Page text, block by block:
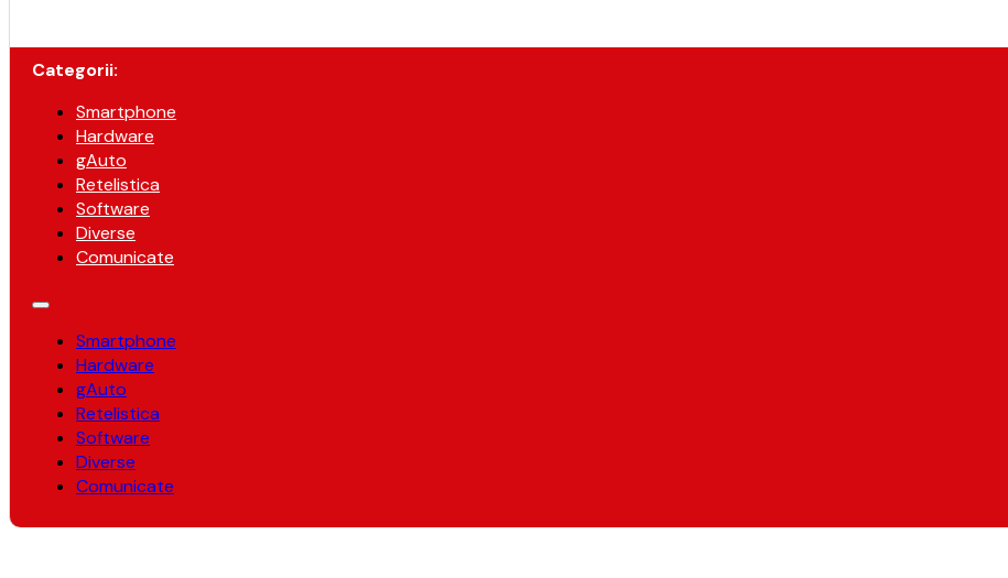
Categorii:
Smartphone
Hardware
gAuto
Retelistica
Software
Diverse
Comunicate
Smartphone
Hardware
gAuto
Retelistica
Software
Diverse
Comunicate